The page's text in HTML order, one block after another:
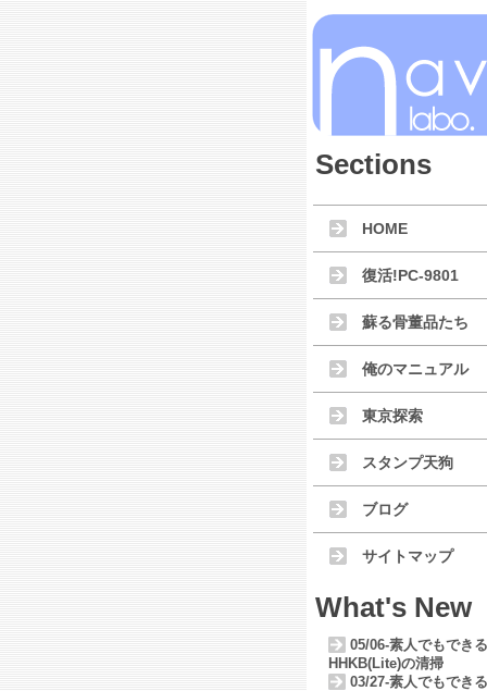
Sections
HOME
復活!PC-9801
蘇る骨董品たち
俺のマニュアル
東京探索
スタンプ天狗
ブログ
サイトマップ
What's New
05/06-素人でもできる
HHKB(Lite)の清掃
03/27-素人でもでき